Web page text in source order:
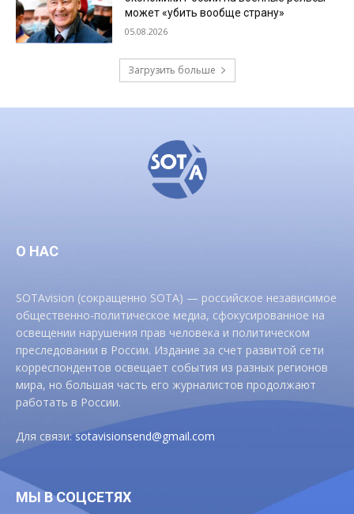
может «убить вообще страну»
05.08.2026
Загрузить больше
О НАС
SOTAvision (сокращенно SOTA) — российское независимое
общественно-политическое медиа, сфокусированное на
освещении нарушения прав человека и политическом
преследовании в России. Издание за счет развитой сети
корреспондентов освещает события из разных регионов
мира, но большая часть его журналистов продолжают
работать в России.
Для связи:sotavisionsend@gmail.com
МЫ В СОЦСЕТЯХ